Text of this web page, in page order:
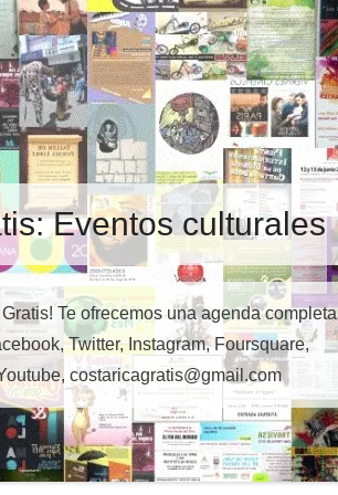
Eventos culturales
Te ofrecemos una agenda completa
Twitter, Instagram, Foursquare,
costaricagratis@gmail.com